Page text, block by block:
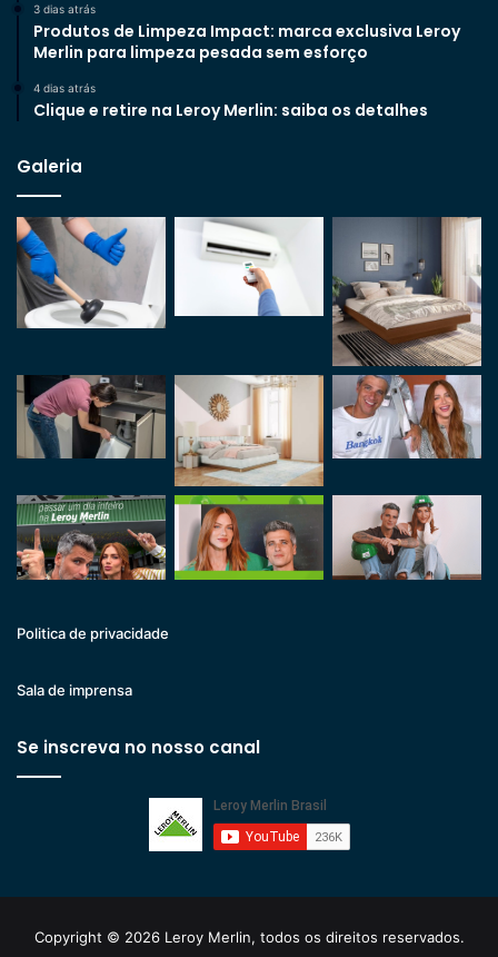
3 dias atrás
Produtos de Limpeza Impact: marca exclusiva Leroy
Merlin para limpeza pesada sem esforço
4 dias atrás
Clique e retire na Leroy Merlin: saiba os detalhes
Galeria
Politica de privacidade
Sala de imprensa
Se inscreva no nosso canal
Copyright © 2026 Leroy Merlin, todos os direitos reservados.